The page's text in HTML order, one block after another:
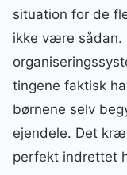
situation for de
ikke være sådan.
tingene faktisk
børnene selv
ejendele. Det
perfekt indrettet